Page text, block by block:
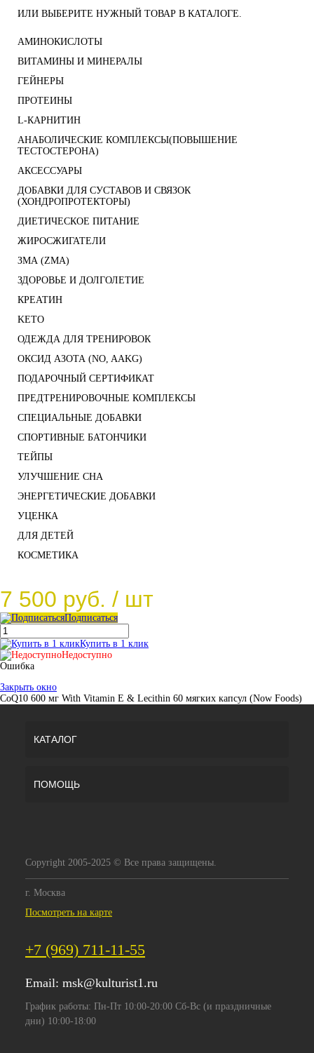
ИЛИ ВЫБЕРИТЕ НУЖНЫЙ ТОВАР В КАТАЛОГЕ.
АМИНОКИСЛОТЫ
ВИТАМИНЫ И МИНЕРАЛЫ
ГЕЙНЕРЫ
ПРОТЕИНЫ
L-КАРНИТИН
АНАБОЛИЧЕСКИЕ КОМПЛЕКСЫ(ПОВЫШЕНИЕ
ТЕСТОСТЕРОНА)
АКСЕССУАРЫ
ДОБАВКИ ДЛЯ СУСТАВОВ И СВЯЗОК
(ХОНДРОПРОТЕКТОРЫ)
ДИЕТИЧЕСКОЕ ПИТАНИЕ
ЖИРОСЖИГАТЕЛИ
ЗМА (ZMA)
ЗДОРОВЬЕ И ДОЛГОЛЕТИЕ
КРЕАТИН
KETO
ОДЕЖДА ДЛЯ ТРЕНИРОВОК
ОКСИД АЗОТА (NO, AAKG)
ПОДАРОЧНЫЙ СЕРТИФИКАТ
ПРЕДТРЕНИРОВОЧНЫЕ КОМПЛЕКСЫ
СПЕЦИАЛЬНЫЕ ДОБАВКИ
СПОРТИВНЫЕ БАТОНЧИКИ
ТЕЙПЫ
УЛУЧШЕНИЕ СНА
ЭНЕРГЕТИЧЕСКИЕ ДОБАВКИ
УЦЕНКА
ДЛЯ ДЕТЕЙ
КОСМЕТИКА
7 500 руб. / шт
Подписаться
Купить в 1 клик
Недоступно
Ошибка
Закрыть окно
CoQ10 600 мг With Vitamin E & Lecithin 60 мягких капсул (Now Foods)
КАТАЛОГ
ПОМОЩЬ
Copyright 2005-2025 © Все права защищены.
г. Москва
Посмотреть на карте
+7 (969) 711-11-55
Email: msk@kulturist1.ru
График работы: Пн-Пт 10:00-20:00 Сб-Вс (и праздничные
дни) 10:00-18:00